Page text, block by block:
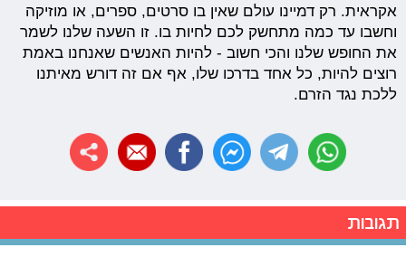
אקראית. רק דמיינו עולם שאין בו סרטים, ספרים, או מוזיקה
וחשבו עד כמה מתחשק לכם לחיות בו. זו השעה שלנו לשמר
את החופש שלנו והכי חשוב - להיות האנשים שאנחנו באמת
רוצים להיות, כל אחד בדרכו שלו, אף אם זה דורש מאיתנו
ללכת נגד הזרם.
תגובות